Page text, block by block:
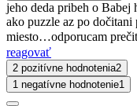
jeho deda pribeh o Babej
ako puzzle az po
miesto…odporucam
reagovať
2 pozitívne hodnotenia2
1 negatívne hodnotenie1